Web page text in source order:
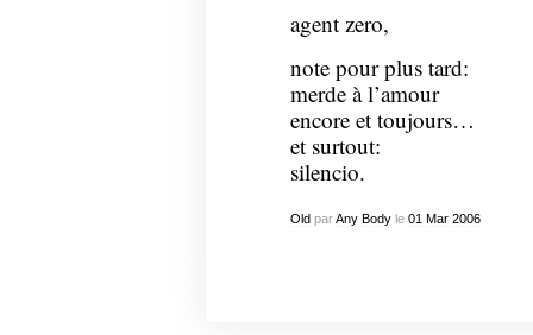
agent zero,
note pour plus tard:
merde à l’amour
encore et toujours…
et surtout:
silencio.
Old parAny Bodyle 01 Mar 2006